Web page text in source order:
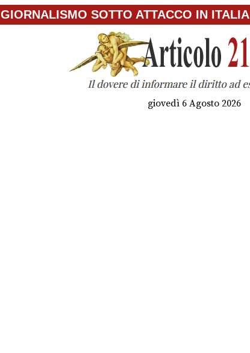
GIORNALISMO SOTTO ATTACCO IN ITALIA
giovedì 6 Agosto 2026